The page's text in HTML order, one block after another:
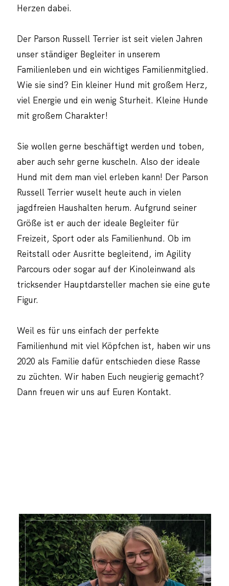
Herzen dabei.
Der Parson Russell Terrier ist seit vielen Jahren
unser ständiger Begleiter in unserem
Familienleben und ein wichtiges Familienmitglied.
Wie sie sind? Ein kleiner Hund mit großem Herz,
viel Energie und ein wenig Sturheit. Kleine Hunde
mit großem Charakter!
Sie wollen gerne beschäftigt werden und toben,
aber auch sehr gerne kuscheln. Also der ideale
Hund mit dem man viel erleben kann! Der Parson
Russell Terrier wuselt heute auch in vielen
jagdfreien Haushalten herum. Aufgrund seiner
Größe ist er auch der ideale Begleiter für
Freizeit, Sport oder als Familienhund. Ob im
Reitstall oder Ausritte begleitend, im Agility
Parcours oder sogar auf der Kinoleinwand als
tricksender Hauptdarsteller machen sie eine gute
Figur.
Weil es für uns einfach der perfekte
Familienhund mit viel Köpfchen ist, haben wir uns
2020 als Familie dafür entschieden diese Rasse
zu züchten. Wir haben Euch neugierig gemacht?
Dann freuen wir uns auf Euren Kontakt.